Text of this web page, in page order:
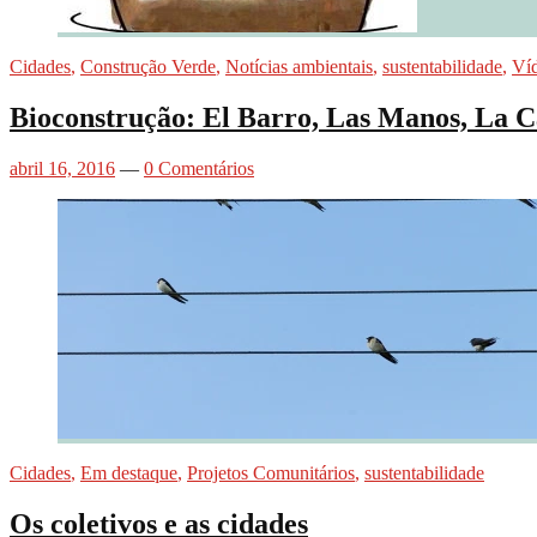
Cidades, Construção Verde, Notícias ambientais, sustentabilidade,
Bioconstrução: El Barro, Las Manos, La
abril 16, 2016 — 0 Comentários
Cidades, Em destaque, Projetos Comunitários, sustentabilidade
Os coletivos e as cidades